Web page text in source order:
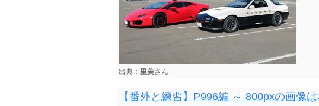
出典： 里美さん
【番外と練習】P996編 ～ 800pxの画像